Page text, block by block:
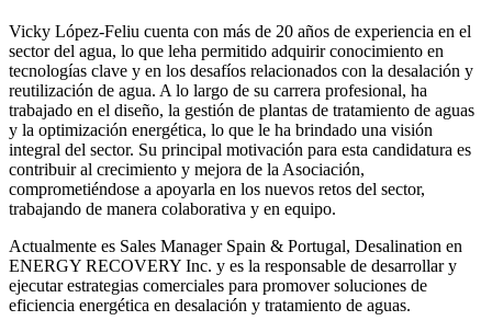
Vicky López-Feliu cuenta con más de 20 años de experiencia en el
sector del agua, lo que leha permitido adquirir conocimiento en
tecnologías clave y en los desafíos relacionados con la desalación y
reutilización de agua. A lo largo de su carrera profesional, ha
trabajado en el diseño, la gestión de plantas de tratamiento de aguas
y la optimización energética, lo que le ha brindado una visión
integral del sector. Su principal motivación para esta candidatura es
contribuir al crecimiento y mejora de la Asociación,
comprometiéndose a apoyarla en los nuevos retos del sector,
trabajando de manera colaborativa y en equipo.
Actualmente es Sales Manager Spain & Portugal, Desalination en
ENERGY RECOVERY Inc. y es la responsable de desarrollar y
ejecutar estrategias comerciales para promover soluciones de
eficiencia energética en desalación y tratamiento de aguas.